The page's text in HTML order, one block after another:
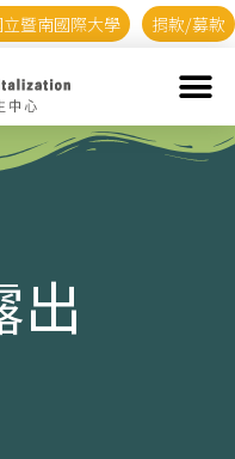
立暨南國際大學 捐款/募款
出